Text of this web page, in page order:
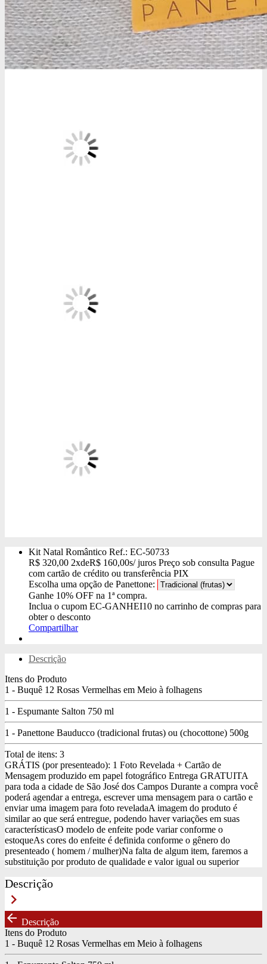
Kit Natal Romântico Ref.: EC-50733
R$ 320,00 2xdeR$ 160,00s/ juros Preço sob consulta Pague
com cartão de crédito ou transferência PIX
Escolha uma opção de Panettone:
Ganhe 10% OFF na 1ª compra.
Inclua o cupom EC-GANHEI10 no carrinho de compras para
obter o desconto
Compartilhar
Descrição
Itens do Produto
1 - Buquê 12 Rosas Vermelhas em Meio à folhagens
1 - Espumante Salton 750 ml
1 - Panettone Bauducco (tradicional frutas) ou (chocottone) 500g
Total de itens: 3
GRÁTIS (por presenteado): 1 Foto Revelada + Cartão de
Mensagem produzido em papel fotográfico Entrega GRATUITA
para toda a cidade de São José dos Campos Durante a compra você
poderá agendar a entrega, escrever uma mensagem para o cartão e
enviar uma imagem para foto reveladaA imagem do produto é
similar ao que será entregue, podendo haver variações em suas
característicasO modelo de enfeite pode variar conforme o
estoqueAs cores do enfeite é definida conforme o gênero do
presenteado ( homem / mulher)Na falta de algum item, faremos a
substituição por produto de qualidade e valor igual ou superior
Descrição
keyboard_arrow_right
arrow_back Descrição
Itens do Produto
1 - Buquê 12 Rosas Vermelhas em Meio à folhagens